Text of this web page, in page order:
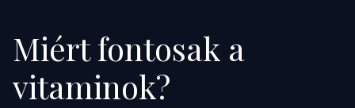
Miért fontosak a
vitaminok?